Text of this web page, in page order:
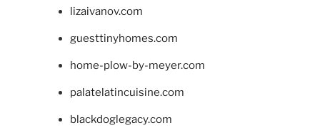
lizaivanov.com
guesttinyhomes.com
home-plow-by-meyer.com
palatelatincuisine.com
blackdoglegacy.com